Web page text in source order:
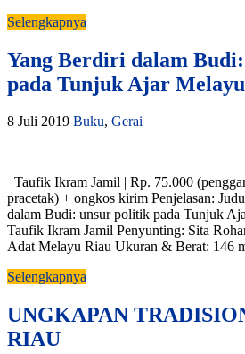
Selengkapnya
Yang Berdiri dalam
pada Tunjuk Ajar Melayu
8 Juli 2019 Buku, Gerai
Taufik Ikram Jamil | Rp. 75.000
pracetak) + ongkos kirim Penjelasan:
dalam Budi: unsur politik pada Tunjuk
Taufik Ikram Jamil Penyunting: Sita
Adat Melayu Riau Ukuran & Berat: 146
Selengkapnya
UNGKAPAN
RIAU